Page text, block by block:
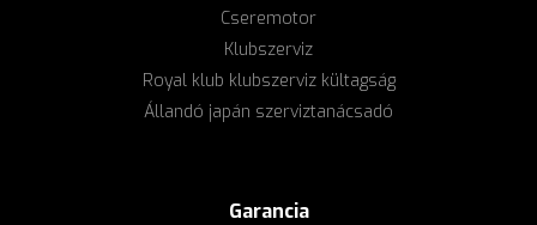
Cseremotor
Klubszerviz
Royal klub klubszerviz kültagság
Állandó japán szerviztanácsadó
Garancia